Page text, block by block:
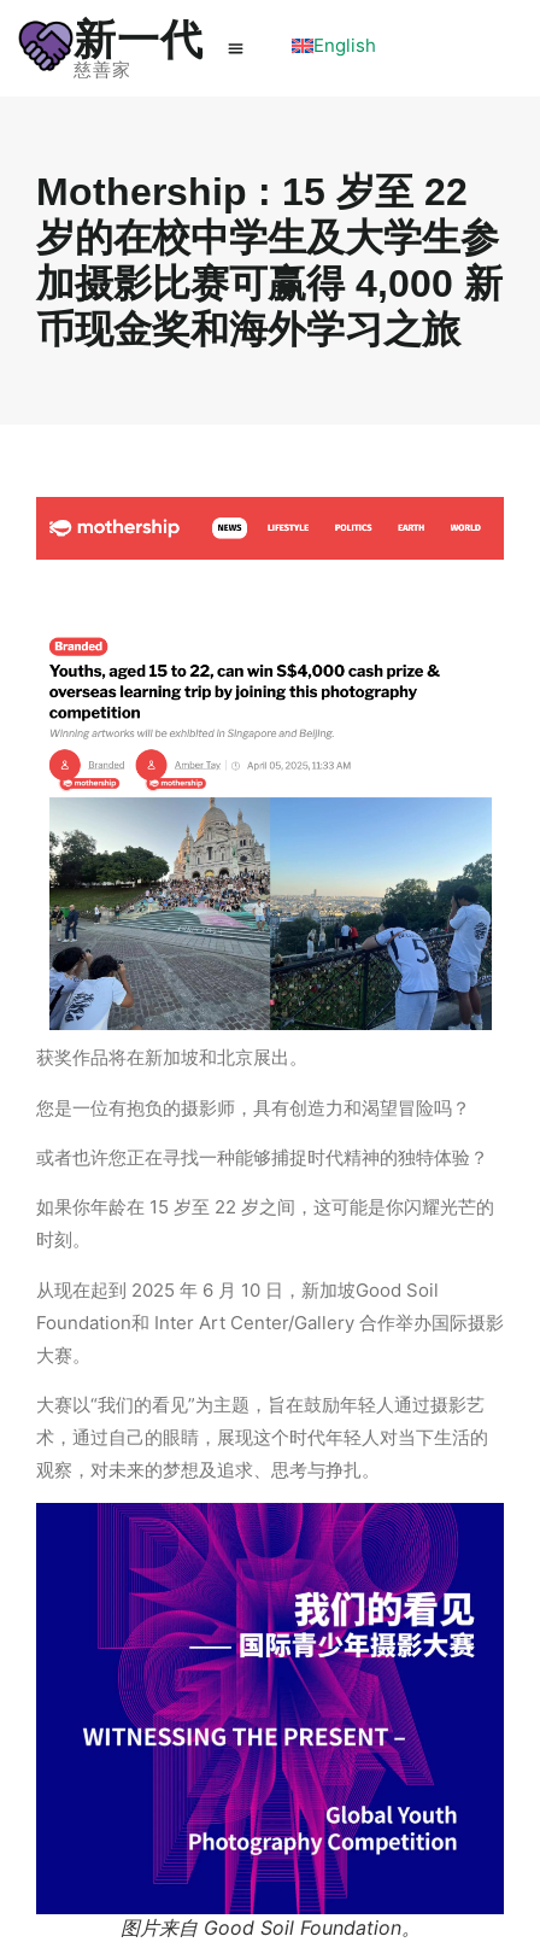
新一代
慈善家
English
Mothership : 15 岁至 22
岁的在校中学生及大学生参
加摄影比赛可赢得 4,000 新
币现金奖和海外学习之旅
获奖作品将在新加坡和北京展出。
您是一位有抱负的摄影师 ，具有创造力和渴望冒险吗 ？
或者也许您正在寻找一种能够捕捉时代精神的独特体验 ？
如果你年龄在 15 岁至 22 岁之间 ， 这可能是你闪耀光芒的
时刻。
从现在起到 2025 年 6 月 10 日，新加坡Good Soil
Foundation和 Inter Art Center/Gallery 合作举办国际摄影
大赛。
大赛以“我们的看见”为主题 ，旨在鼓励年轻人通过摄影艺
术，通过自己的眼睛，展现这个时代年轻人对当下生活的
观察，对未来的梦想及追求、思考与挣扎。
图片来自 Good Soil Foundation。